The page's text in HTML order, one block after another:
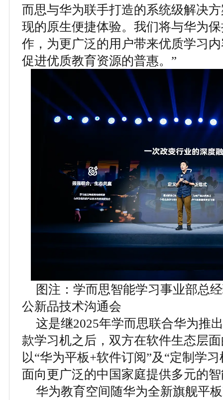
而思与华为联手打造的系统级解决
现的原生便捷体验。我们将与华为
作，为更广泛的用户带来优质学习
促进优质教育资源的普惠。”
图注：学而思智能学习事业部总
公新品技术沟通会
这是继2025年学而思联合华为推
款学习机之后，双方在软件生态层
以“华为平板+软件订阅”及“定制学
面向更广泛的中国家庭提供多元的
华为教育空间随华为全新旗舰平板